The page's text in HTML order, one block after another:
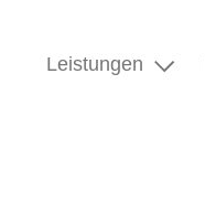
Leistungen